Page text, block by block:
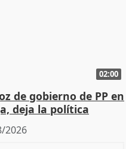
02:00
de gobierno de PP en
deja la política
2026